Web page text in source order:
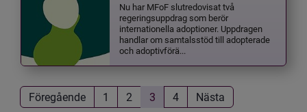
Nu har MFoF slutredovisat två
regeringsuppdrag som berör
internationella adoptioner. Uppdragen
handlar om samtalsstöd till adopterade
och adoptivförä...
Föregående 1 2 3 4 Nästa